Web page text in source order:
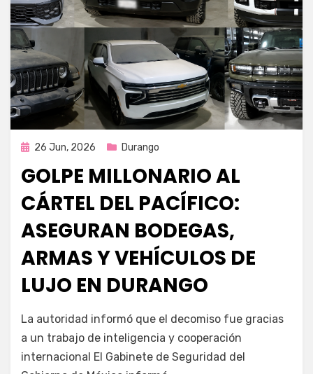
Publicada
26 Jun, 2026 Durango
GOLPE MILLONARIO AL
CÁRTEL DEL PACÍFICO:
ASEGURAN BODEGAS,
ARMAS Y VEHÍCULOS DE
LUJO EN DURANGO
Fernando Miranda Servín
La autoridad informó que el decomiso fue gracias
a un trabajo de inteligencia y cooperación
internacional El Gabinete de Seguridad del